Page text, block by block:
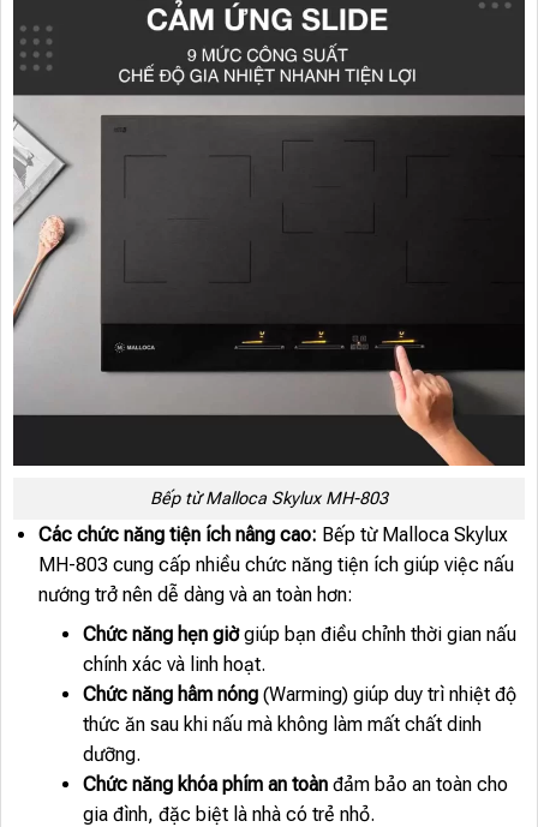
Bếp từ Malloca Skylux MH-803
Các chức năng tiện ích nâng cao: Bếp từ Malloca Skylux
MH-803 cung cấp nhiều chức năng tiện ích giúp việc nấu
nướng trở nên dễ dàng và an toàn hơn:
Chức năng hẹn giờgiúp bạn điều chỉnh thời gian nấu
chính xác và linh hoạt.
Chức năng hâm nóng(Warming) giúp duy trì nhiệt độ
thức ăn sau khi nấu mà không làm mất chất dinh
dưỡng.
Chức năng khóa phím an toànđảm bảo an toàn cho
gia đình, đặc biệt là nhà có trẻ nhỏ.